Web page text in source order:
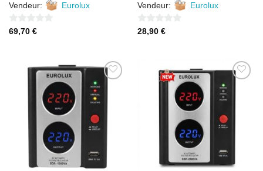
Vendeur:
Eurolux
0
69,70 €
Vendeur:
Eurolux
0
28,90 €
AJOUTER
À MES
AJOUTER
À MES